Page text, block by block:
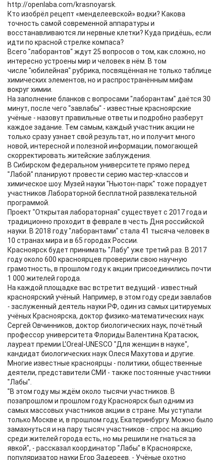
http://openlaba.com/krasnoyarsk.
Кто изобрёл рецепт «менделеевской» водки? Какова
точность самой современной аппаратуры и
восстанавливаются ли нервные клетки? Куда придёшь, если
идти по красной стрелке компаса?
Всего "лаборантов" ждут 25 вопросов о том, как сложно, но
интересно устроены мир и человек в нём. В том
числе "юбилейная" рубрика, посвящённая не только таблице
химических элементов, но и распространённым мифам
вокруг химии.
На заполнение бланков с вопросами "лаборантам" даётся 30
минут, после чего "завлабы" - известные красноярские
учёные - назовут правильные ответы и подробно разберут
каждое задание. Тем самым, каждый участник акции не
только сразу узнает свой результат, но и получит много
новой, интересной и полезной информации, помогающей
скорректировать житейские заблуждения.
В Сибирском федеральном университете прямо перед
"Лабой" планируют провести серию мастер-классов и
химическое шоу. Музей науки "Ньютон-парк" тоже порадует
участников Лабораторной бесплатной развлекательной
программой.
Проект "Открытая лабораторная" существует с 2017 года и
традиционно проходит в феврале в честь Дня российской
науки. В 2018 году "лаборантами" стала 41 тысяча человек в
10 странах мира и в 65 городах России.
Красноярск будет принимать "Лабу" уже третий раз. В 2017
году около 600 красноярцев проверили свою научную
грамотность, в прошлом году к акции присоединились почти
1 000 жителей города.
На каждой площадке вас встретит ведущий - известный
красноярский учёный. Например, в этом году среди завлабов
- заслуженный деятель науки РФ, один из самых цитируемых
учёных Красноярска, доктор физико-математических наук
Сергей Овчинников, доктор биологических наук, почётный
профессор университета Флориды Валентина Кратасюк,
лауреат премии L’Oreal-UNESCO "Для женщин в науке",
кандидат биологических наук Олеся Махутова и другие.
Многие известные красноярцы - политики, общественные
деятели, представители СМИ - также постоянные участники
"Лабы".
"В этом году мы ждём около тысячи участников. В
позапрошлом и прошлом году Красноярск был одним из
самых массовых участников акции в стране. Мы уступали
только Москве и, в прошлом году, Екатеринбургу. Можно было
замахнуться и на пару тысяч участников - спрос на акцию
среди жителей города есть, но мы решили не гнаться за
явкой", - рассказал координатор "Лабы" в Красноярске,
популяризатор науки Егор Задереев. - Учёные охотно